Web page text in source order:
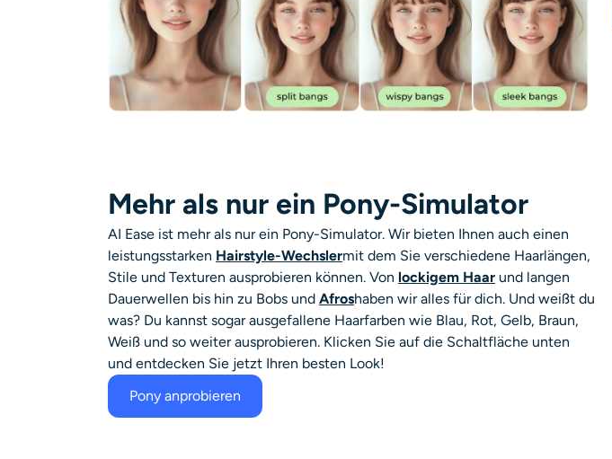
Mehr als nur ein Pony-Simulator
AI Ease ist mehr als nur ein Pony-Simulator. Wir bieten Ihnen auch einen
leistungsstarken Hairstyle-Wechslermit dem Sie verschiedene Haarlängen,
Stile und Texturen ausprobieren können. Von lockigem Haar und langen
Dauerwellen bis hin zu Bobs und Afroshaben wir alles für dich. Und weißt du
was? Du kannst sogar ausgefallene Haarfarben wie Blau, Rot, Gelb, Braun,
Weiß und so weiter ausprobieren. Klicken Sie auf die Schaltfläche unten
und entdecken Sie jetzt Ihren besten Look!
Pony anprobieren